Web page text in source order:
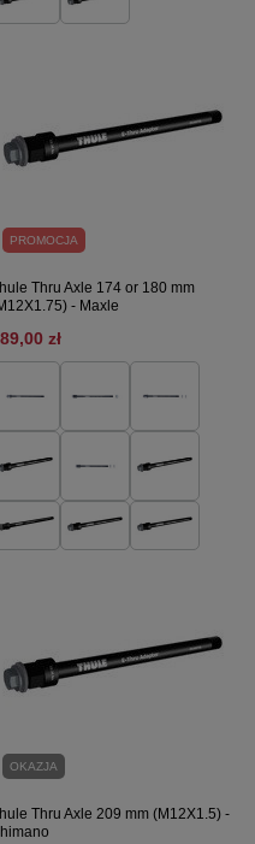
PROMOCJA
Thru Axle 174 or 180 mm
- Maxle
zł
OKAZJA
Thru Axle 209 mm (M12X1.5) -